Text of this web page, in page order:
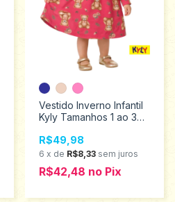
Vestido Inverno Infantil
Kyly Tamanhos 1 ao 3
R$49,98
6 x de R$8,33 sem juros
R$42,48 no Pix